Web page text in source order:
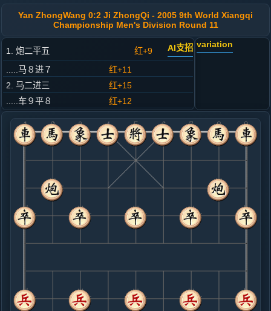
Yan ZhongWang 0:2 Ji ZhongQi - 2005 9th World Xiangqi
Championship Men's Division Round 11
1. 炮二平五 红+9 AI支招
.....马８进７
红+11
2. 马二进三
红+15
.....车９平８
红+12
3. 车一平二
红+11
.....砲８进４
红+46
4. 兵三进一
红+24
.....砲２平５
红+20
5. 兵七进一
红+15
.....马２进３
6. 马八进七
红+29
.....车１平２
红+18
7. 车九平八
红+13
8. 马七进六
红+71
.....马３退５
红+65
车２退２
9. 兵七进一
红+30
兵一进一
variation